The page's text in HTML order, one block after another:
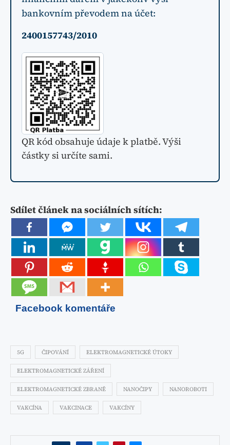
bankovním převodem na účet:
2400157743/2010
QR kód obsahuje údaje k platbě. Výši
částky si určíte sami.
Sdílet článek na sociálních sítích:
Facebook komentáře
5G ČIPOVÁNÍ ELEKTROMAGNETICKÉ ÚTOKY
ELEKTROMAGNETICKÉ ZÁŘENÍ
ELEKTROMAGNETICKÉ ZBRANĚ NANOČIPY NANOROBOTI
VAKCÍNA VAKCINACE VAKCÍNY